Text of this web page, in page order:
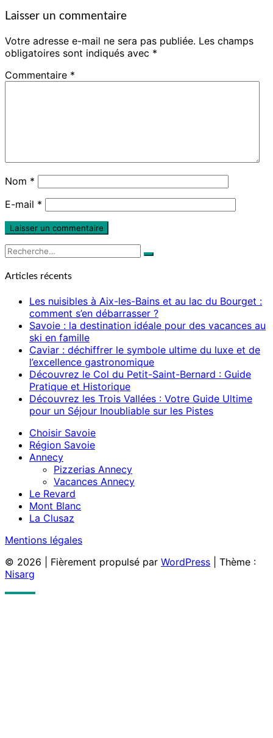
Laisser un commentaire
Votre adresse e-mail ne sera pas publiée. Les champs
obligatoires sont indiqués avec *
Commentaire *
Nom *
E-mail *
Rechercher :
Recherche
Articles récents
Les nuisibles à Aix-les-Bains et au lac du Bourget :
comment s’en débarrasser ?
Savoie : la destination idéale pour des vacances au
ski en famille
Caviar : déchiffrer le symbole ultime du luxe et de
l’excellence gastronomique
Découvrez le Col du Petit-Saint-Bernard : Guide
Pratique et Historique
Découvrez les Trois Vallées : Votre Guide Ultime
pour un Séjour Inoubliable sur les Pistes
Choisir Savoie
Région Savoie
Annecy
Pizzerias Annecy
Vacances Annecy
Le Revard
Mont Blanc
La Clusaz
Mentions légales
© 2026
Fièrement propulsé par WordPress
Thème :
Nisarg